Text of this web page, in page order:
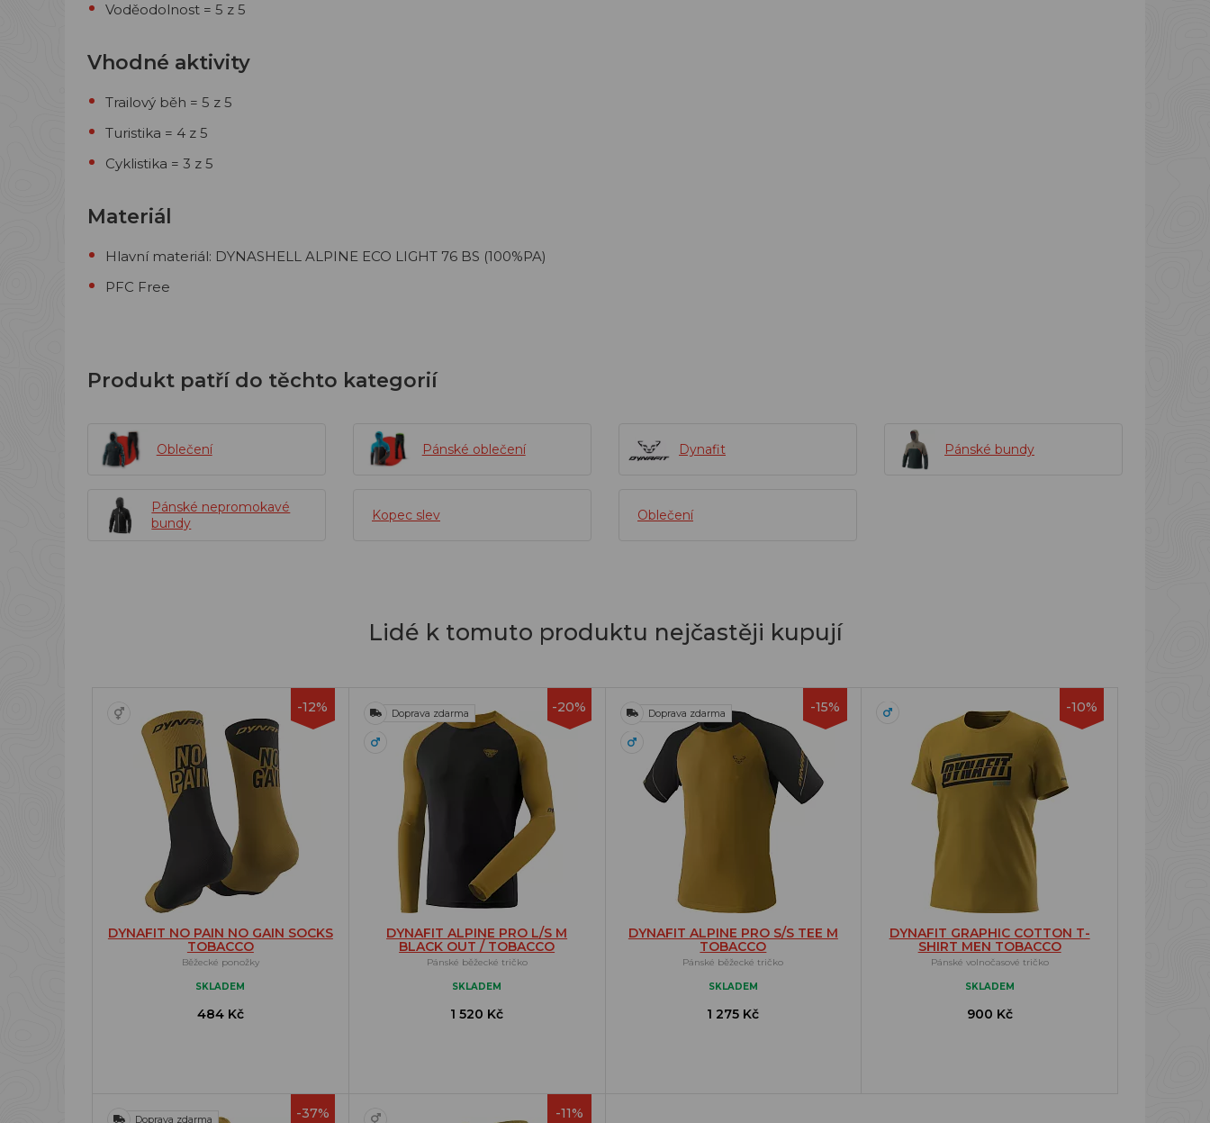
Voděodolnost = 5 z 5
Vhodné aktivity
Trailový běh = 5 z 5
Turistika = 4 z 5
Cyklistika = 3 z 5
Materiál
Hlavní materiál: DYNASHELL ALPINE ECO LIGHT 76 BS (100%PA)
PFC Free
Produkt patří do těchto kategorií
Oblečení Pánské oblečení Dynafit Pánské bundy
Pánské nepromokavé
bundy
Kopec slev Oblečení
Lidé k tomuto produktu nejčastěji kupují
-12%
DYNAFIT NO PAIN NO GAIN SOCKS
TOBACCO
Běžecké ponožky
SKLADEM
484 Kč
-20%
Doprava zdarma
DYNAFIT ALPINE PRO L/S M
BLACK OUT / TOBACCO
Pánské běžecké tričko
SKLADEM
1 520 Kč
-15%
Doprava zdarma
DYNAFIT ALPINE PRO S/S TEE M
TOBACCO
Pánské běžecké tričko
SKLADEM
1 275 Kč
-10%
DYNAFIT GRAPHIC COTTON T-
SHIRT MEN TOBACCO
Pánské volnočasové tričko
SKLADEM
900 Kč
-37%
Doprava zdarma -11%